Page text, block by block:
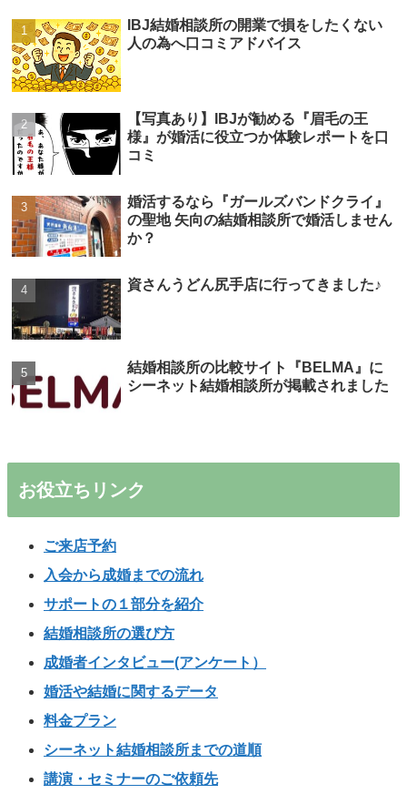
IBJ結婚相談所の開業で損をしたくない
人の為へ口コミアドバイス
【写真あり】IBJが勧める『眉毛の王
様』が婚活に役立つか体験レポートを口
コミ
婚活するなら『ガールズバンドクライ』
の聖地 矢向の結婚相談所で婚活しません
か？
資さんうどん尻手店に行ってきました♪
結婚相談所の比較サイト『BELMA』に
シーネット結婚相談所が掲載されました
お役立ちリンク
ご来店予約
入会から成婚までの流れ
サポートの１部分を紹介
結婚相談所の選び方
成婚者インタビュー(アンケート）
婚活や結婚に関するデータ
料金プラン
シーネット結婚相談所までの道順
講演・セミナーのご依頼先